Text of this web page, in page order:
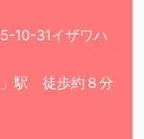
10-31イザワハ
」駅 徒歩約８分